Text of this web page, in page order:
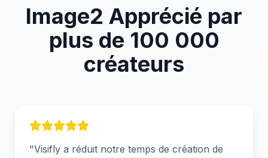
Image2 Apprécié par
plus de 100 000
créateurs
"Visifly a réduit notre temps de création de